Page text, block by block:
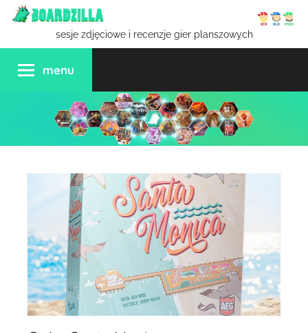
Przejdź
treści
sesje zdjęciowe i recenzje gier planszowych
menu